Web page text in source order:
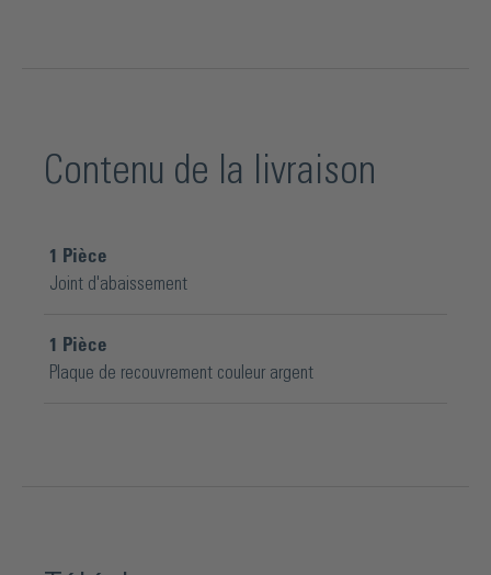
Contenu de la livraison
1
Pièce
Joint d'abaissement
1
Pièce
Plaque de recouvrement couleur argent